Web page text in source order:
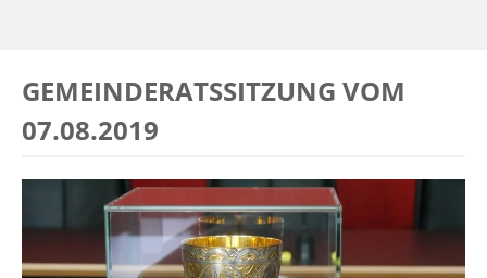
GEMEINDERATSSITZUNG VOM
07.08.2019